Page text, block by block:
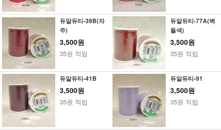
듀알듀티-39B(자
주)
3,500원
35원 적립
듀알듀티-77A(벽
돌색)
3,500원
35원 적립
듀알듀티-41B
3,500원
35원 적립
듀알듀티-91
3,500원
35원 적립